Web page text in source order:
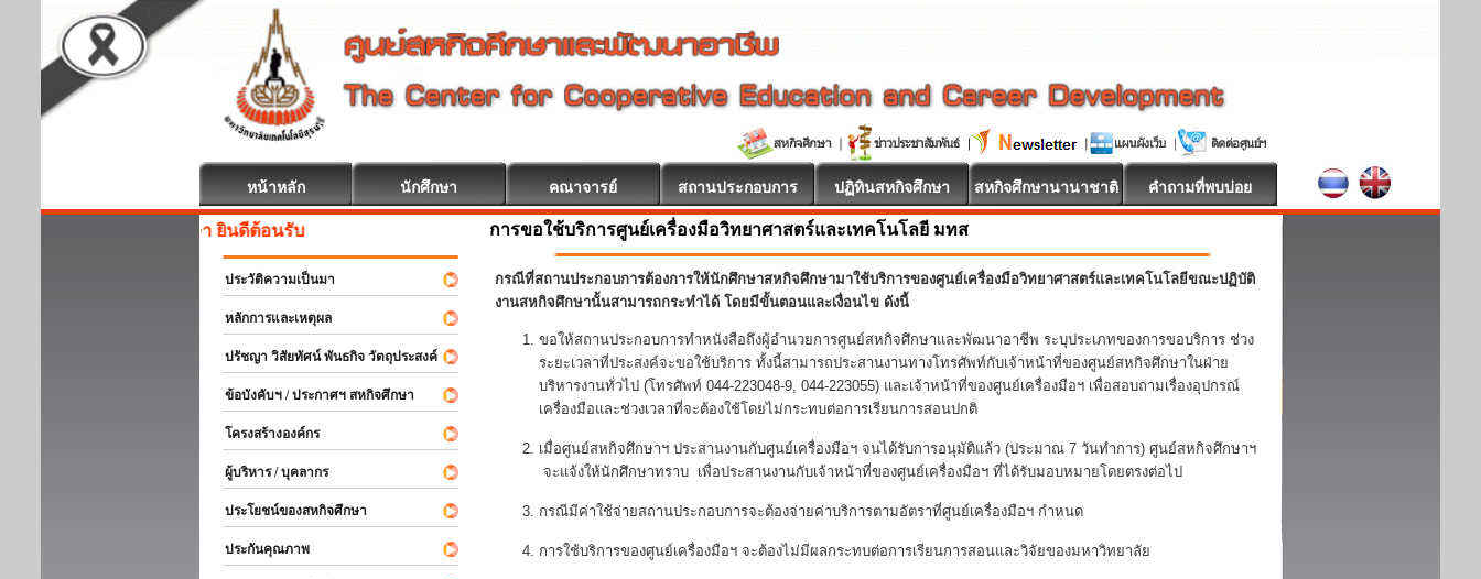
หน้าหลัก นักศึกษา คณาจารย์ สถานประกอบการ ปฏิทินสหกิจศึกษา สหกิจศึกษานานาชาติ คำถามที่พบบ่อย
สหกิจศึกษา ยินดีต้อนรับ
ประวัติความเป็นมา
หลักการและเหตุผล
ปรัชญา วิสัยทัศน์ พันธกิจ วัตถุประสงค์
ข้อบังคับฯ / ประกาศฯ สหกิจศึกษา
โครงสร้างองค์กร
ผู้บริหาร / บุคลากร
ประโยชน์ของสหกิจศึกษา
ประกันคุณภาพ
การขอใช้บริการศูนย์เครื่องมือวิทยาศาสตร์และเทคโนโลยี มทส
กรณีที่สถานประกอบการต้องการให้นักศึกษาสหกิจศึกษามาใช้บริการของศูนย์เครื่องมือวิทยาศาสตร์และเทคโนโลยีขณะปฏิบัติ
งานสหกิจศึกษานั้นสามารถกระทำได้ โดยมีขั้นตอนและเงื่อนไข ดังนี้
ขอให้สถานประกอบการทำหนังสือถึงผู้อำนวยการศูนย์สหกิจศึกษาและพัฒนาอาชีพ ระบุประเภทของการขอบริการ ช่วง
ระยะเวลาที่ประสงค์จะขอใช้บริการ ทั้งนี้สามารถประสานงานทางโทรศัพท์กับเจ้าหน้าที่ของศูนย์สหกิจศึกษาในฝ่าย
บริหารงานทั่วไป (โทรศัพท์ 044-223048-9, 044-223055) และเจ้าหน้าที่ของศูนย์เครื่องมือฯ เพื่อสอบถามเรื่องอุปกรณ์
เครื่องมือและช่วงเวลาที่จะต้องใช้โดยไม่กระทบต่อการเรียนการสอนปกติ
เมื่อศูนย์สหกิจศึกษาฯ ประสานงานกับศูนย์เครื่องมือฯ จนได้รับการอนุมัติแล้ว (ประมาณ 7 วันทำการ) ศูนย์สหกิจศึกษาฯ
จะแจ้งให้นักศึกษาทราบ เพื่อประสานงานกับเจ้าหน้าที่ของศูนย์เครื่องมือฯ ที่ได้รับมอบหมายโดยตรงต่อไป
กรณีมีค่าใช้จ่ายสถานประกอบการจะต้องจ่ายค่าบริการตามอัตราที่ศูนย์เครื่องมือฯ กำหนด
การใช้บริการของศูนย์เครื่องมือฯ จะต้องไม่มีผลกระทบต่อการเรียนการสอนและวิจัยของมหาวิทยาลัย